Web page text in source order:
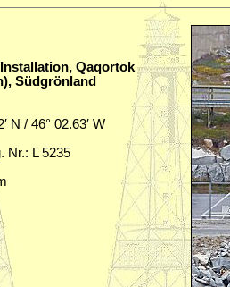
Qaqortok
Südgrönland
N / 46° 02.63′ W
Nr.: L 5235